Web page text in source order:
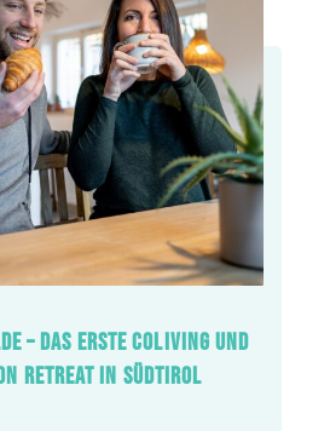
– DAS ERSTE COLIVING UND
RETREAT IN SÜDTIROL